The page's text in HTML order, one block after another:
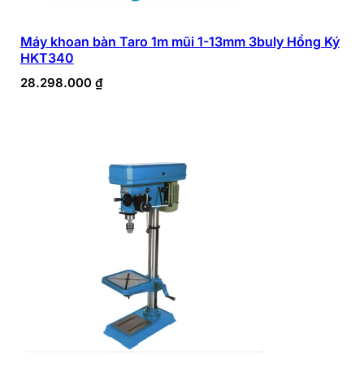
Máy khoan bàn Taro 1m mũi 1-13mm 3buly Hồng Ký
HKT340
28.298.000 ₫